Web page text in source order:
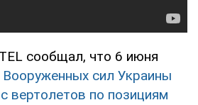
сообщал, что 6 июня
Вооруженных сил Украины
вертолетов по позициям